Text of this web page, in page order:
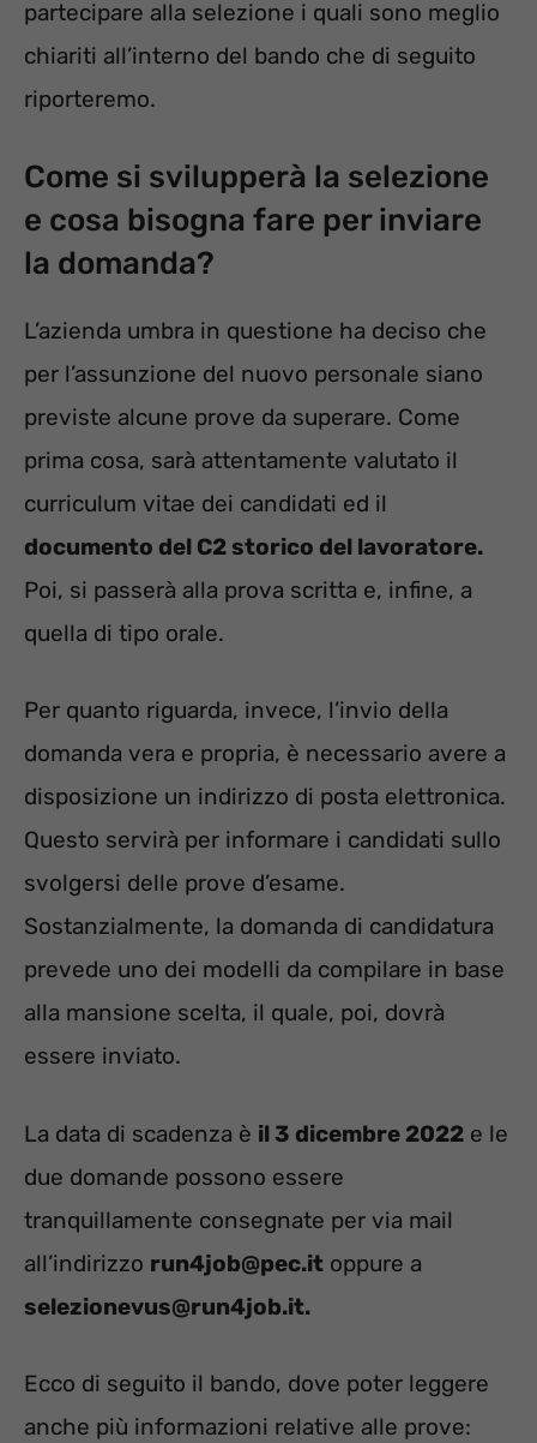
partecipare alla selezione i quali sono meglio
chiariti all’interno del bando che di seguito
riporteremo.
Come si svilupperà la selezione
e cosa bisogna fare per inviare
la domanda?
L’azienda umbra in questione ha deciso che
per l’assunzione del nuovo personale siano
previste alcune prove da superare. Come
prima cosa, sarà attentamente valutato il
curriculum vitae dei candidati ed il
documento del C2 storico del lavoratore.
Poi, si passerà alla prova scritta e, infine, a
quella di tipo orale.
Per quanto riguarda, invece, l’invio della
domanda vera e propria, è necessario avere a
disposizione un indirizzo di posta elettronica.
Questo servirà per informare i candidati sullo
svolgersi delle prove d’esame.
Sostanzialmente, la domanda di candidatura
prevede uno dei modelli da compilare in base
alla mansione scelta, il quale, poi, dovrà
essere inviato.
La data di scadenza è il 3 dicembre 2022 e le
due domande possono essere
tranquillamente consegnate per via mail
all’indirizzo run4job@pec.it oppure a
selezionevus@run4job.it.
Ecco di seguito il bando, dove poter leggere
anche più informazioni relative alle prove: